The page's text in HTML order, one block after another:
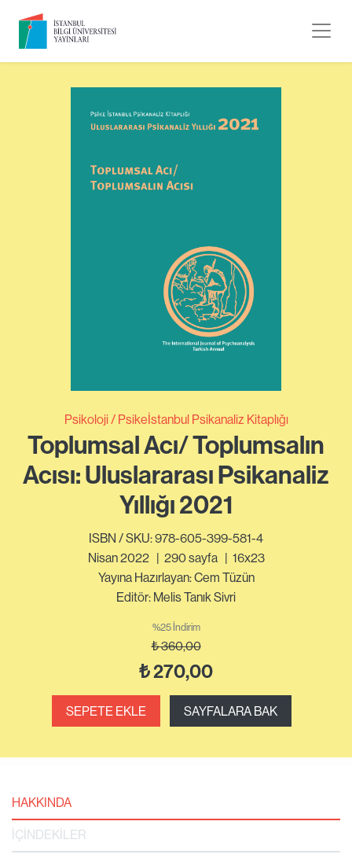
Psikoloji Psikeİstanbul Psikanaliz Kitaplığı
Toplumsal Acı/ Toplumsalın
Acısı: Uluslararası Psikanaliz
Yıllığı 2021
ISBN / SKU: 978-605-399-581-4
Nisan 2022 | 290sayfa | 16x23
Yayına Hazırlayan: Cem Tüzün
Editör: Melis Tanık Sivri
%25 İndirim
₺360,00
₺270,00
SEPETE EKLE SAYFALARA BAK
HAKKINDA
İÇİNDEKİLER